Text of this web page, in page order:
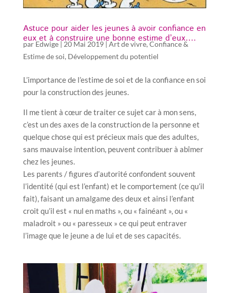
Astuce pour aider les jeunes à avoir confiance en
eux et à construire une bonne estime d’eux….
par Edwige| 20 Mai 2019| Art de vivre, Confiance &
Estime de soi, Développement du potentiel
L’importance de l’estime de soi et de la confiance en soi
pour la construction des jeunes.
Il me tient à cœur de traiter ce sujet car à mon sens,
c’est un des axes de la construction de la personne et
quelque chose qui est précieux mais que des adultes,
sans mauvaise intention, peuvent contribuer à abîmer
chez les jeunes.
Les parents / figures d’autorité confondent souvent
l’identité (qui est l’enfant) et le comportement (ce qu’il
fait), faisant un amalgame des deux et ainsi l’enfant
croit qu’il est « nul en maths », ou « fainéant », ou «
maladroit » ou « paresseux » ce qui peut entraver
l’image que le jeune a de lui et de ses capacités.